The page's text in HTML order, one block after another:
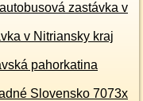
autobusová zastávka v
v Nitriansky kraj
pahorkatina
Slovensko 7073x